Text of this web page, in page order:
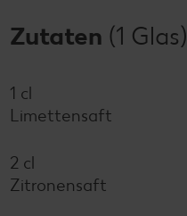
Zutaten (1 Glas)
1 cl
Limettensaft
2 cl
Zitronensaft